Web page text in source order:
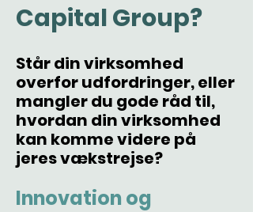
Capital Group?
Står din virksomhed
overfor udfordringer, eller
mangler du gode råd til,
hvordan din virksomhed
kan komme videre på
jeres vækstrejse?
Innovation og